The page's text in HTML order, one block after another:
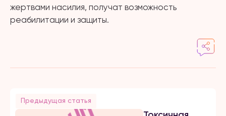
жертвами насилия, получат возможность
реабилитации и защиты.
Предыдущая статья